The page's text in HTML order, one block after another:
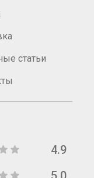
статьи
4.9